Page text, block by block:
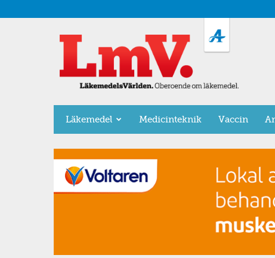
LäkemedelsVärlden
Läkemedel Medicinteknik Vaccin